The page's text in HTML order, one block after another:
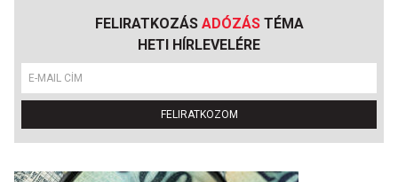
FELIRATKOZÁS ADÓZÁSTÉMA
HETI HÍRLEVELÉRE
FELIRATKOZOM